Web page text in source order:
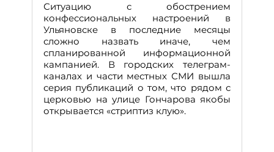
Ситуацию с обострением
конфессиональных настроений в
Ульяновске в последние месяцы
сложно назвать иначе, чем
спланированной информационной
кампанией. В городских телеграм-
каналах и части местных СМИ вышла
серия публикаций о том, что рядом с
церковью на улице Гончарова якобы
открывается «стриптиз клую».